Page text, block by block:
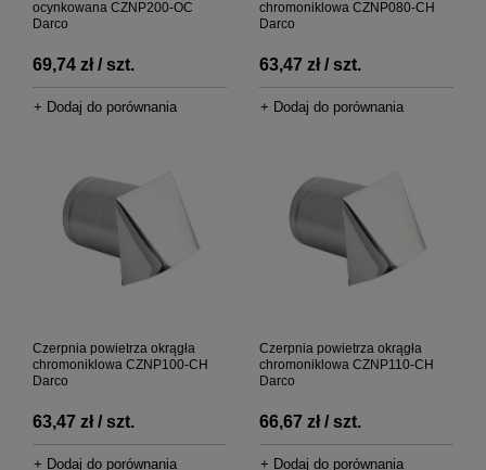
ocynkowana CZNP200-OC
Darco
69,74 zł / szt.
+ Dodaj do porównania
chromoniklowa CZNP080-CH
Darco
63,47 zł / szt.
+ Dodaj do porównania
Czerpnia powietrza okrągła
chromoniklowa CZNP100-CH
Darco
63,47 zł / szt.
+ Dodaj do porównania
Czerpnia powietrza okrągła
chromoniklowa CZNP110-CH
Darco
66,67 zł / szt.
+ Dodaj do porównania